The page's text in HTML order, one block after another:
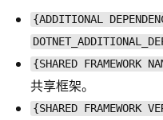
{ADDITIONAL
{SHARED FRAMEWORK
共享框架。
{SHARED FRAMEWORK